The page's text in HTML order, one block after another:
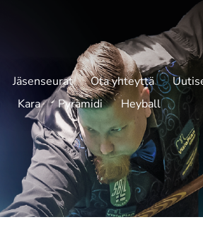
Jäsenseurat Ota yhteyttä
Kara Pyramidi Heyball